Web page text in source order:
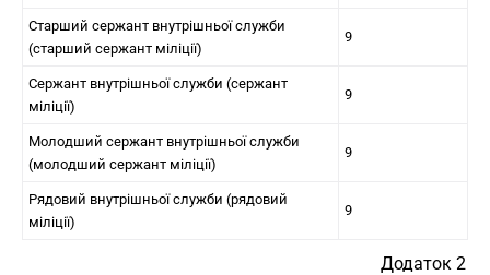
Старший сержант внутрішньої служби
(старший сержант міліції)
9
Сержант внутрішньої служби (сержант
міліції)
9
Молодший сержант внутрішньої служби
(молодший сержант міліції)
9
Рядовий внутрішньої служби (рядовий
міліції)
9
Додаток 2